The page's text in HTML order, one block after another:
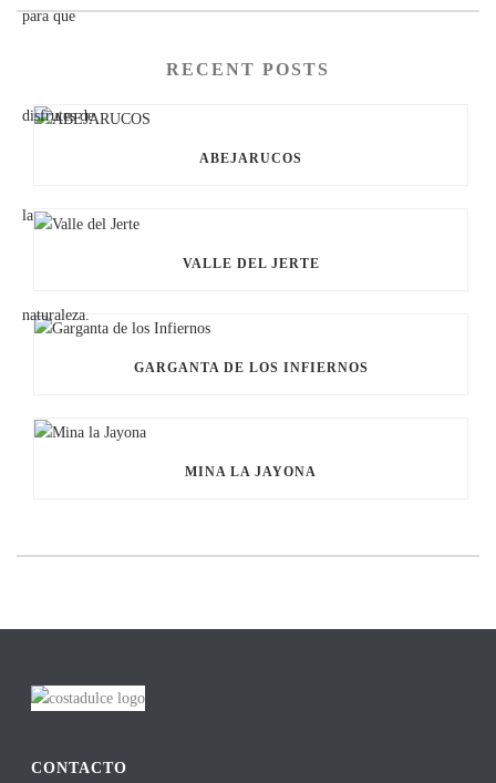
RECENT POSTS
ABEJARUCOS
VALLE DEL JERTE
GARGANTA DE LOS INFIERNOS
MINA LA JAYONA
CONTACTO